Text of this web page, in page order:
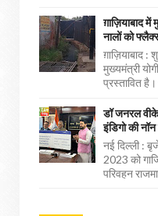
ग़ाज़ियाबाद
नालों को
ग़ाज़ियाबाद
मुख्यमंत्री
प्रस्तावित
डॉ जनरल वीके
इंडिगो की
नई दिल्ली :
2023 को
परिवहन